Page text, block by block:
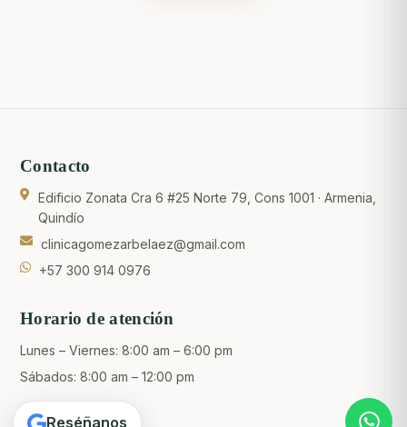
Contacto
Edificio Zonata Cra 6 #25 Norte 79, Cons 1001 · Armenia,
Quindío
clinicagomezarbelaez@gmail.com
+57 300 914 0976
Horario de atención
Lunes – Viernes: 8:00 am – 6:00 pm
Sábados: 8:00 am – 12:00 pm
Reséñanos